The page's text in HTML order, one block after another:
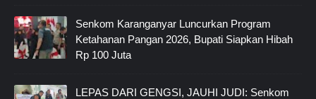
Senkom Karanganyar Luncurkan Program
Ketahanan Pangan 2026, Bupati Siapkan Hibah
Rp 100 Juta
LEPAS DARI GENGSI, JAUHI JUDI: Senkom